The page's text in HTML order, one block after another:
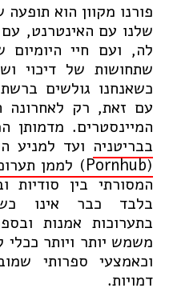
פורנו מקוון הוא
שלנו עם האינטרנט,
לה, ועם חיי
שתחושות של דיכוי
כשאנחנו גולשים
עם זאת, רק לאחרונה
המיינסטרים.
בבריטניה ועד למניע
(Pornhub) לממן תערוכות אמנות בארה״ב
המסורתי בין סודיות
בלבד כבר אינו
בתערוכות אמנות
משמש יותר ויותר
וכאמצעי ספרותי
דמויות.